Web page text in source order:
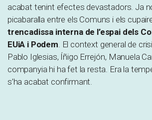
acabat tenint efectes devastadors. Ja
picabaralla entre els Comuns i els
trencadissa interna de l’espai dels
EUiA i Podem . El context general de
Pablo Iglesias, Íñigo Errejón, Manuela
companyia hi ha fet la resta. Era la
s’ha acabat confirmant.